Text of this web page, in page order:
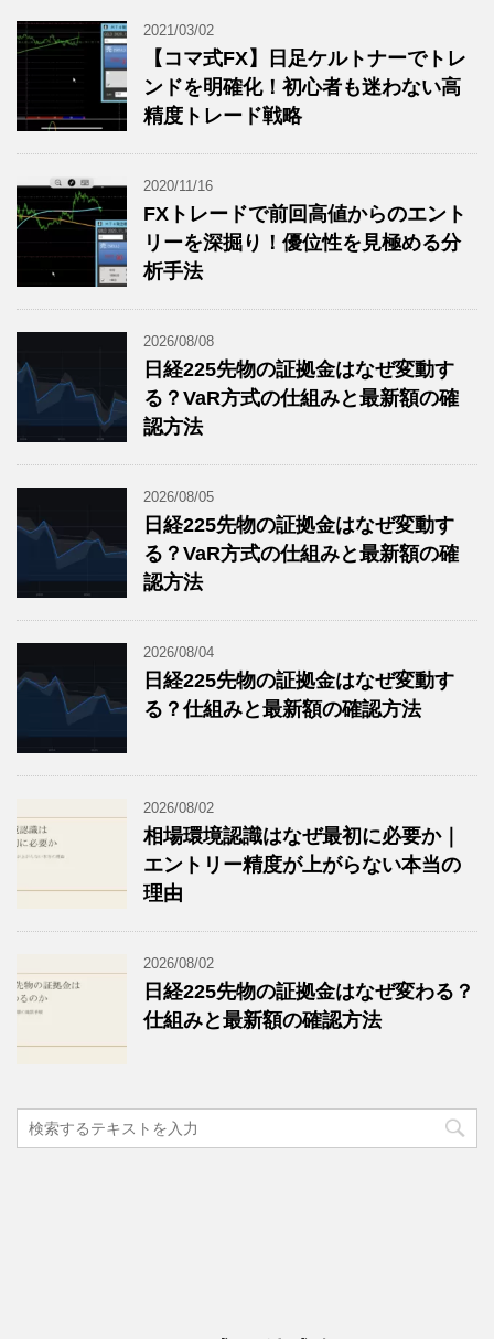
2021/03/02
【コマ式FX】日足ケルトナーでトレ
ンドを明確化！初心者も迷わない高
精度トレード戦略
2020/11/16
FXトレードで前回高値からのエント
リーを深掘り！優位性を見極める分
析手法
2026/08/08
日経225先物の証拠金はなぜ変動す
る？VaR方式の仕組みと最新額の確
認方法
2026/08/05
日経225先物の証拠金はなぜ変動す
る？VaR方式の仕組みと最新額の確
認方法
2026/08/04
日経225先物の証拠金はなぜ変動す
る？仕組みと最新額の確認方法
2026/08/02
相場環境認識はなぜ最初に必要か｜
エントリー精度が上がらない本当の
理由
2026/08/02
日経225先物の証拠金はなぜ変わる？
仕組みと最新額の確認方法